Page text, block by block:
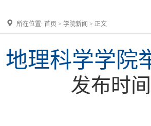
所在位置: 首页 > 学院新闻 > 正文
地理科学学院
发布时